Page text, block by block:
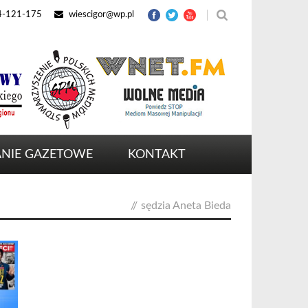
121-175 wiescigor@wp.pl
GAZETOWE KONTAKT
// sędzia Aneta Bieda